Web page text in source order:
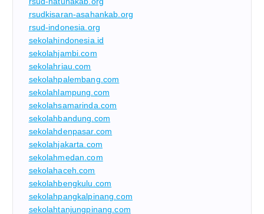
rsudkisaran-asahankab.org
rsud-indonesia.org
sekolahindonesia.id
sekolahjambi.com
sekolahriau.com
sekolahpalembang.com
sekolahlampung.com
sekolahsamarinda.com
sekolahbandung.com
sekolahdenpasar.com
sekolahjakarta.com
sekolahmedan.com
sekolahaceh.com
sekolahbengkulu.com
sekolahpangkalpinang.com
sekolahtanjungpinang.com